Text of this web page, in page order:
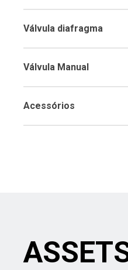
Válvula diafragma
Válvula Manual
Acessórios